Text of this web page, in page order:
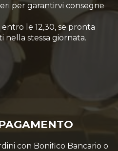
per garantirvi consegne
le 12,30, se pronta
nella stessa giornata.
con Bonifico Bancario o